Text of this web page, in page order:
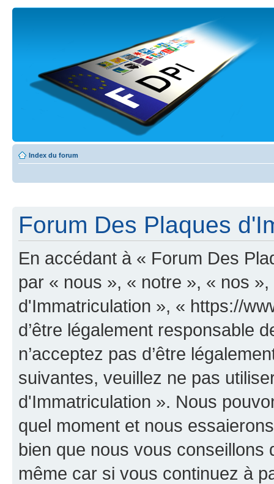
Index du forum
Forum Des Plaques
En accédant à « Forum Des
par « nous », « notre », « nos
d'Immatriculation », « https://
d’être légalement responsable
n’acceptez pas d’être
suivantes, veuillez ne pas
d'Immatriculation ». Nous
quel moment et nous
bien que nous vous
même car si vous continuez à